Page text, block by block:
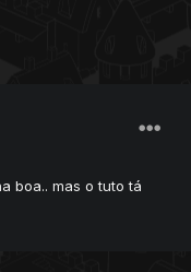
boa.. mas o tuto tá